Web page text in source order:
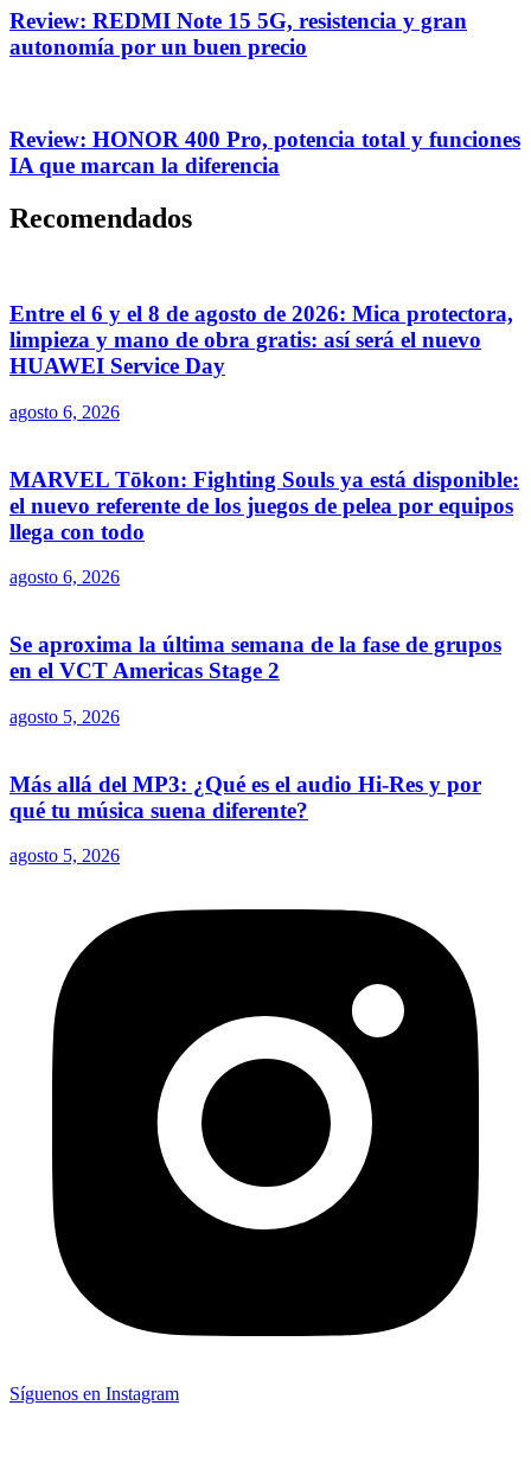
Review: REDMI Note 15 5G, resistencia y gran
autonomía por un buen precio
Review: HONOR 400 Pro, potencia total y funciones
IA que marcan la diferencia
Recomendados
Entre el 6 y el 8 de agosto de 2026: Mica protectora,
limpieza y mano de obra gratis: así será el nuevo
HUAWEI Service Day
agosto 6, 2026
MARVEL Tōkon: Fighting Souls ya está disponible:
el nuevo referente de los juegos de pelea por equipos
llega con todo
agosto 6, 2026
Se aproxima la última semana de la fase de grupos
en el VCT Americas Stage 2
agosto 5, 2026
Más allá del MP3: ¿Qué es el audio Hi-Res y por
qué tu música suena diferente?
agosto 5, 2026
Síguenos en Instagram